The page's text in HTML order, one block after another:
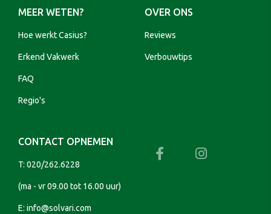
MEER WETEN?
Hoe werkt Casius?
Erkend Vakwerk
FAQ
Regio's
OVER ONS
Reviews
Verbouwtips
CONTACT OPNEMEN
T: 020/262.6228
(ma - vr 09.00 tot 16.00 uur)
E: info@solvari.com